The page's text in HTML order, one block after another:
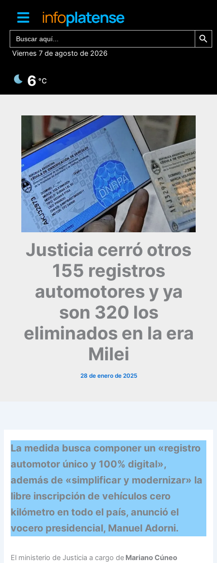
contenido
Buscar: Botón de
Viernes 7 de agosto de 2026
6 °C
Justicia cerró otros
155 registros
automotores y ya
son 320 los
eliminados en la era
Milei
28 de enero de 2025
La medida busca componer un «registro
automotor único y 100% digital»,
además de «simplificar y modernizar» la
libre inscripción de vehículos cero
kilómetro en todo el país, anunció el
vocero presidencial, Manuel Adorni.
El ministerio de Justicia a cargo de Mariano Cúneo